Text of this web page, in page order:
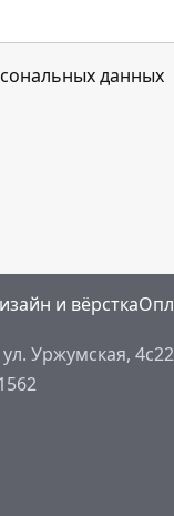
данных
и вёрстка
Уржумская, 4с22